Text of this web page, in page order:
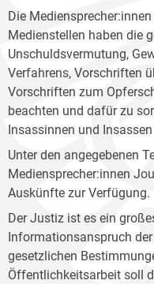
Die
Medienstellen haben die
Unschuldsvermutung,
Verfahrens, Vorschriften
Vorschriften zum
beachten und dafür zu
Insassinnen und
Unter den angegebenen
Mediensprecher:innen
Auskünfte zur Verfügung.
Der Justiz ist es ein
Informationsanspruch
gesetzlichen
Öffentlichkeitsarbeit soll